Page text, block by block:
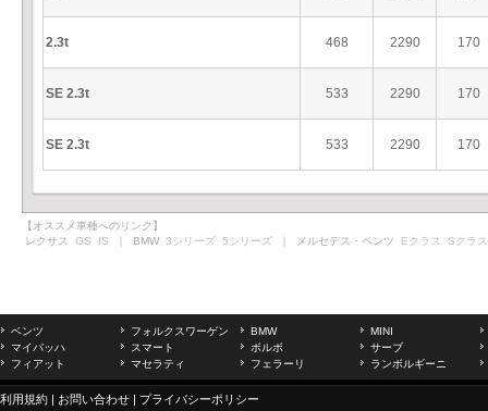
2.3t 468 2290 170
SE 2.3t 533 2290 170
SE 2.3t 533 2290 170
【オススメ車種へのリンク】
レクサス GS IS ｜ BMW 3シリーズ 5シリーズ ｜ メルセデス・ベンツ Eクラス Sクラス
ベンツ フォルクスワーゲン BMW
MINI
マイバッハ
スマート ボルボ
サーブ
フィアット
マセラティ フェラーリ ランボルギーニ
利用規約 | お問い合わせ | プライバシーポリシー